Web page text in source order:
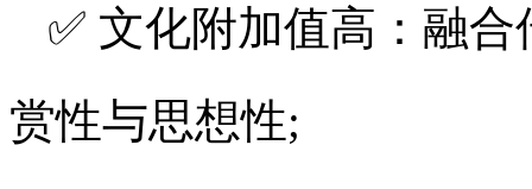
✅ 文化附加值高：融
赏性与思想性;